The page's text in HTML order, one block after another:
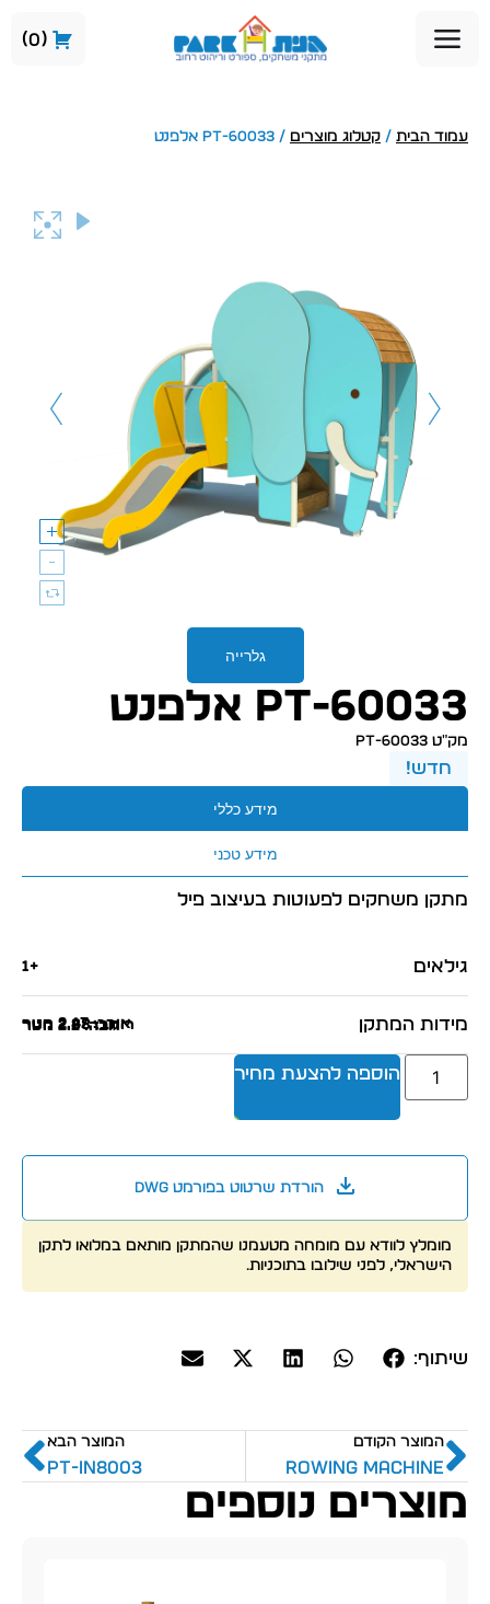
0
עמוד הבית / קטלוג מוצרים / PT-60033 אלפנט
PT-60033 אלפנט
מק״ט PT-60033
חדש!
מידע כללי
מידע טכני
מתקן משחקים לפעוטות בעיצוב פיל
גילאים +1
מידות המתקן אורך: 2.47 מטר
רוחב: 2.88 מטר
גובה: 2.2 מטר
הוספה להצעת מחיר
הורדת שרטוט בפורמט dwg
מומלץ לוודא עם מומחה מטעמנו שהמתקן מותאם במלואו לתקן
הישראלי, לפני שילובו בתוכניות.
שיתוף:
גלרייה
המוצר הקודם
Rowing Machine
המוצר הבא
PT-IN8003
מוצרים נוספים